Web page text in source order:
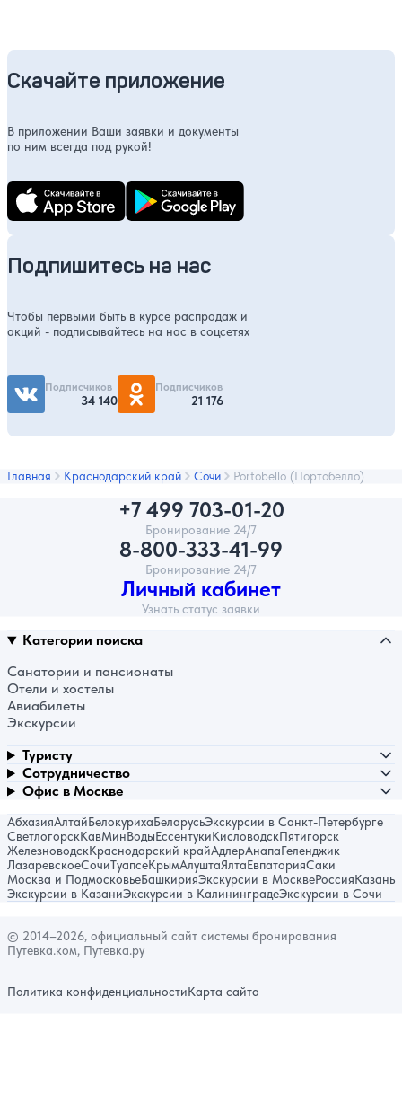
Скачайте приложение
В приложении Ваши заявки и документы
по ним всегда под рукой!
Подпишитесь на нас
Чтобы первыми быть в курсе распродаж и
акций - подписывайтесь на нас в соцсетях
Подписчиков
34 140
Подписчиков
21 176
Главная Краснодарский край Сочи Portobello (Портобелло)
+7 499 703-01-20
Бронирование 24/7
8-800-333-41-99
Бронирование 24/7
Личный кабинет
Узнать статус заявки
Категории поиска
Санатории и пансионаты
Отели и хостелы
Авиабилеты
Экскурсии
Туристу
Сотрудничество
Офис в Москве
АбхазияАлтайБелокурихаБеларусьЭкскурсии в Санкт-Петербурге
СветлогорскКавМинВодыЕссентукиКисловодскПятигорск
ЖелезноводскКраснодарский крайАдлерАнапаГеленджик
ЛазаревскоеСочиТуапсеКрымАлуштаЯлтаЕвпаторияСаки
Москва и ПодмосковьеБашкирияЭкскурсии в МосквеРоссияКазань
Экскурсии в КазаниЭкскурсии в КалининградеЭкскурсии в Сочи
© 2014–2026, официальный сайт системы бронирования
Путевка.ком, Путевка.ру
Политика конфиденциальностиКарта сайта